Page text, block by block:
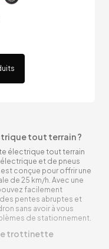
tout terrain ?
électrique tout terrain
et de pneus
conçue pour offrir une
de 25 km/h. Avec une
facilement
pentes abruptes et
sans avoir à vous
de stationnement.
trottinette